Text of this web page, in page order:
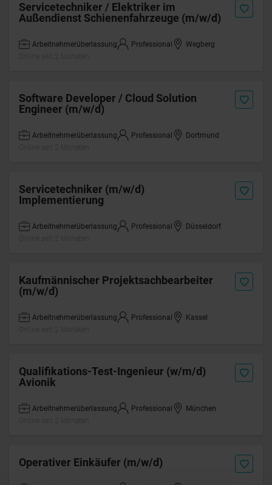
Servicetechniker / Elektriker im
Außendienst Schienenfahrzeuge (m/w/d)
Arbeitnehmerüberlassung Professional
Wegberg
Software Developer / Cloud Solution
Engineer (m/w/d)
Arbeitnehmerüberlassung Professional
Dortmund
Servicetechniker (m/w/d)
Implementierung
Arbeitnehmerüberlassung Professional
Düsseldorf
Kaufmännischer Projektsachbearbeiter
(m/w/d)
Arbeitnehmerüberlassung Professional
Kassel
Qualifikations-Test-Ingenieur (w/m/d)
Avionik
Arbeitnehmerüberlassung Professional
München
Operativer Einkäufer (m/w/d)